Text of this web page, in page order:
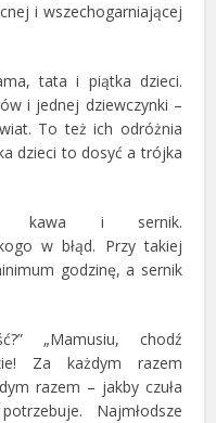
i wszechogarniającej
tata i piątka dzieci.
i jednej dziewczynki –
To też ich odróżnia
dzieci to dosyć a trójka
kawa i sernik.
w błąd. Przy takiej
godzinę, a sernik
„Mamusiu, chodź
Za każdym razem
razem – jakby czuła
Najmłodsze